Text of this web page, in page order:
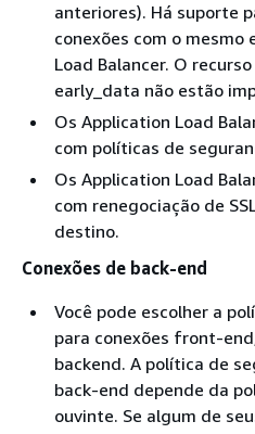
anteriores). Há suporte
conexões com o mesmo
Load Balancer. O
early_data não estão
Os Application Load
com políticas de
Os Application Load
com renegociação de
destino.
Conexões de back-end
Você pode escolher a
para conexões front-
backend. A política de
back-end depende da
ouvinte. Se algum de